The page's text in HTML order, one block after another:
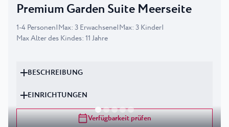
Premium Garden Suite Meerseite
1-4 Personen|Max: 3 Erwachsene|Max: 3 Kinder|
Max Alter des Kindes: 11 Jahre
BESCHREIBUNG
EINRICHTUNGEN
Verfügbarkeit prüfen